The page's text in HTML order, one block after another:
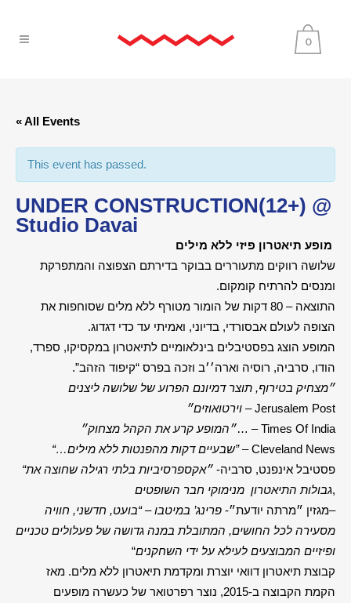
0
« All Events
This event has passed.
UNDER CONSTRUCTION(12+) @
Studio Davai
שלושה רווקים מתעוררים בבוקר בדירתם הצפוצה והמתפרקת
ומנסים להרתיח קומקום.
התוצאה – 80 דקות של הומור מטורף ללא מלים שסוחפות את
הצופה לעולם אבסורדי, בדיוני, ואמיתי עד כדי דגדוג.
המופע הוצג בפסטיבלים בינלאומיים לתיאטרון במקסיקו, ספרד,
הודו, סרביה, רוסיה וארה׳׳ב וזכה בפרס “קיפוד הזהב”.
״מצחיק בטירוף, תוצר דמיונם הפרוע של שלושה ליצנים
וירטואוזים״ – Jerusalem Post
״המופע קרע את הקהל מצחוק״… – Times Of India
“…שבעיים דקות מהפנטות ללא מילים”– Cleveland News
“
פסטיבל אינפנט, סרביה- ״אקספרסיביות בלתי רגילה שחוצה את
גבולות התיאטרון מנימוקי חבר השופטים,
–מגזין ״מרתה יודעת״- פרינג’ במיטבו – “בועט, חדשני, חוויה
מסעירה לכל החושים, המתובלת במנה גדושה של פעלולים טכניים
ופיזיים המבוצעים לעילא על ידי השחקנים“
קבוצת תיאטרון דוואי יוצרת ומקדמת תיאטרון ללא מלים. מאז
הקמת הקבוצה ב-2015, נוצר רפרטואר של כעשרה מופעים